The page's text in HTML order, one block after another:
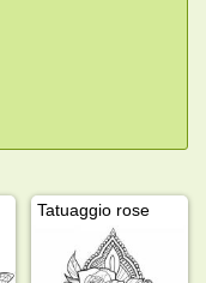
Tatuaggio rose